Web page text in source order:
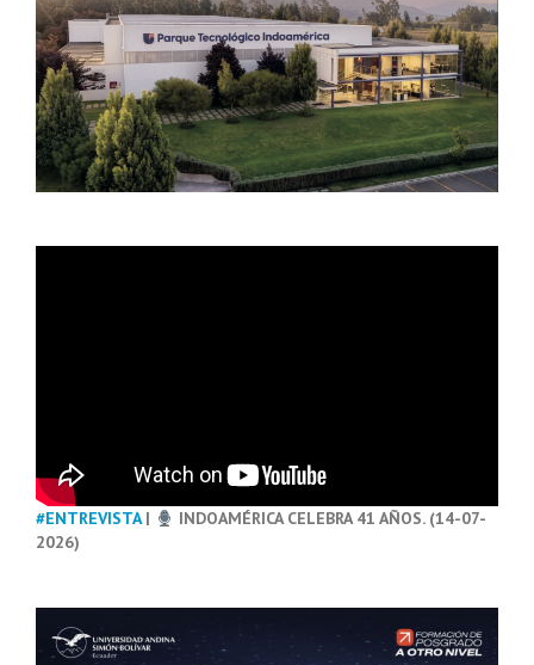
#ENTREVISTA|
INDOAMÉRICA CELEBRA 41 AÑOS. (14-07-
2026)